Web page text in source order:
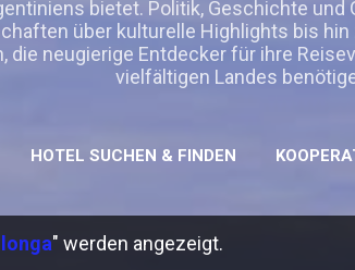
bietet. Politik, Geschichte und
über kulturelle Highlights bis
die neugierige Entdecker für ihre
vielfältigen Landes
HOTEL SUCHEN & FINDEN
" werden angezeigt.